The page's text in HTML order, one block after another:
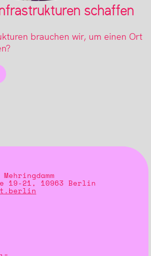
schaffen
brauchen wir, um einen Ort
19-21, 10963 Berlin